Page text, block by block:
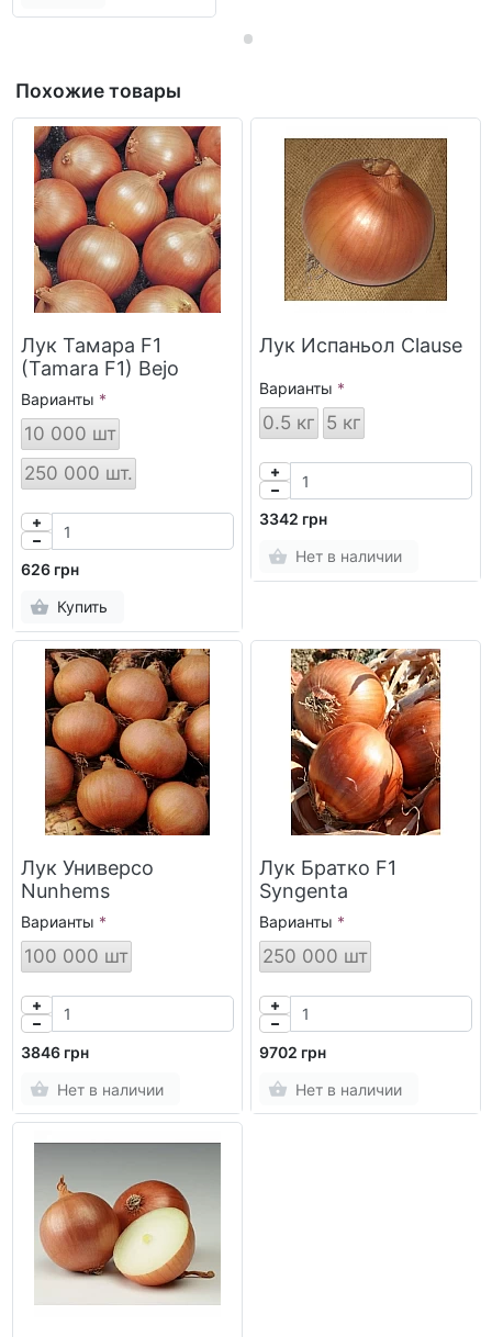
Похожие товары
Лук Тамара F1
(Tamara F1) Bejo
Варианты
10 000 шт
250 000 шт.
626 грн
Купить
Лук Испаньол Clause
Варианты
0.5 кг 5 кг
3342 грн
Нет в наличии
Лук Универсо
Nunhems
Варианты
100 000 шт
3846 грн
Нет в наличии
Лук Братко F1
Syngenta
Варианты
250 000 шт
9702 грн
Нет в наличии